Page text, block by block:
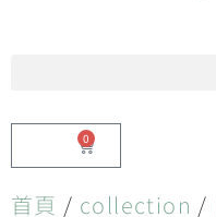
0
首頁 / collection /